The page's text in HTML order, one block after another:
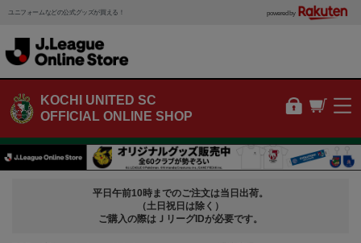
ユニフォームなどの公式グッズが買える！ powered by
KOCHI UNITED SC
OFFICIAL ONLINE SHOP
平日午前10時までのご注文は当日出荷。
（土日祝日は除く）
ご購入の際はＪリーグIDが必要です。